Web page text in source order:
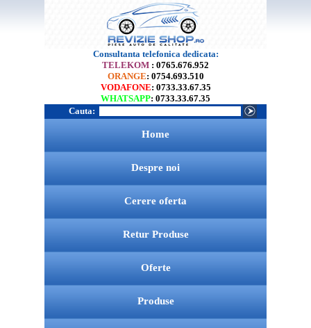
Consultanta telefonica dedicata:
TELEKOM : 0765.676.952
ORANGE: 0754.693.510
VODAFONE: 0733.33.67.35
WHATSAPP: 0733.33.67.35
Cauta:
Home
Despre noi
Cerere oferta
Retur Produse
Oferte
Produse